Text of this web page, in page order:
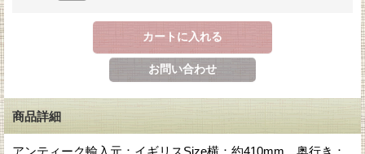
商品詳細
アンティーク輸入元：イギリスSize横：約410mm 奥行き：